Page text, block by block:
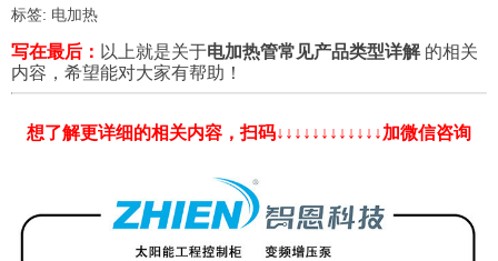
标签: 电加热
写在最后： 以上就是关于电加热管常见产品类型详解的相关
内容，希望能对大家有帮助！
想了解更详细的相关内容，扫码↓↓↓↓↓↓↓↓↓↓↓↓加微信咨询